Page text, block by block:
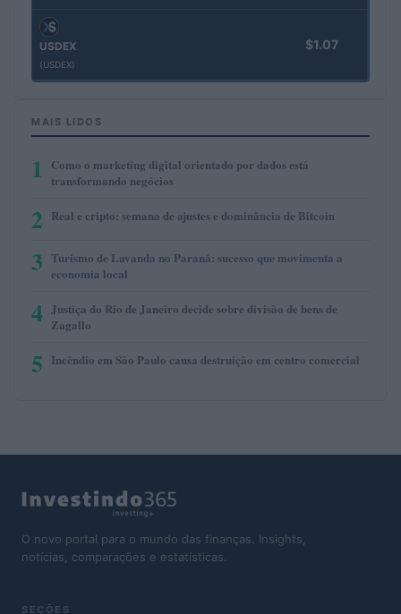
USDEX
(USDEX)
$1.07
MAIS LIDOS
1
Como o marketing digital orientado por dados está
transformando negócios
2 Real e cripto: semana de ajustes e dominância de Bitcoin
3 Turismo de Lavanda no Paraná: sucesso que movimenta a
economia local
4
Justiça do Rio de Janeiro decide sobre divisão de bens de
Zagallo
5 Incêndio em São Paulo causa destruição em centro comercial
O novo portal para o mundo das finanças. Insights,
notícias, comparações e estatísticas.
SEÇÕES